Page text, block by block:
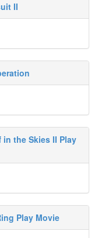
II
the Skies II Play
Play Movie